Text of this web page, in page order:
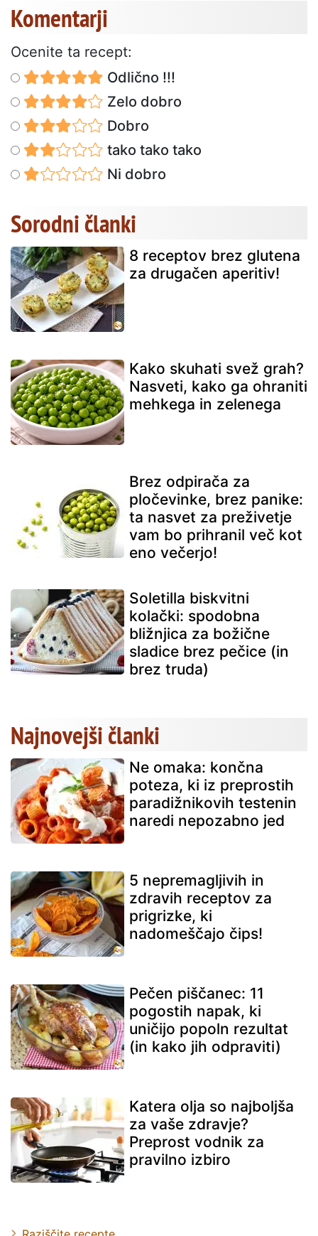
Komentarji
Ocenite ta recept:
Odlično !!!
Zelo dobro
Dobro
tako tako tako
Ni dobro
Sorodni članki
8 receptov brez glutena
za drugačen aperitiv!
Kako skuhati svež grah?
Nasveti, kako ga ohraniti
mehkega in zelenega
Brez odpirača za
pločevinke, brez panike:
ta nasvet za preživetje
vam bo prihranil več kot
eno večerjo!
Soletilla biskvitni
kolački: spodobna
bližnjica za božične
sladice brez pečice (in
brez truda)
Najnovejši članki
Ne omaka: končna
poteza, ki iz preprostih
paradižnikovih testenin
naredi nepozabno jed
5 nepremagljivih in
zdravih receptov za
prigrizke, ki
nadomeščajo čips!
Pečen piščanec: 11
pogostih napak, ki
uničijo popoln rezultat
(in kako jih odpraviti)
Katera olja so najboljša
za vaše zdravje?
Preprost vodnik za
pravilno izbiro